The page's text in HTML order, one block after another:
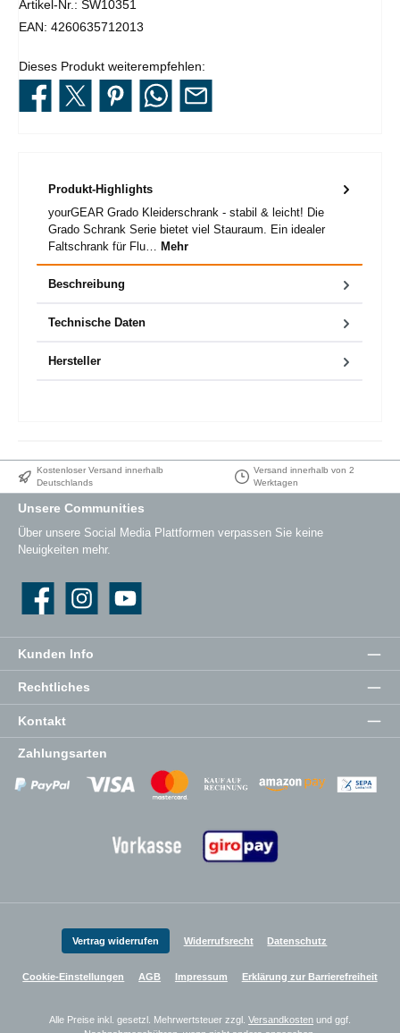
Artikel-Nr.: SW10351
EAN: 4260635712013
Dieses Produkt weiterempfehlen:
Produkt-Highlights
yourGEAR Grado Kleiderschrank - stabil & leicht! Die
Grado Schrank Serie bietet viel Stauraum. Ein idealer
Faltschrank für Flu… Mehr
Beschreibung
Technische Daten
Hersteller
Kostenloser Versand innerhalb
Deutschlands
Versand innerhalb von 2
Werktagen
Kunden Info
Rechtliches
Kontakt
Unsere Communities
Über unsere Social Media Plattformen verpassen Sie keine
Neuigkeiten mehr.
Instagram YouTube
Zahlungsarten
Zahlungsanbieter Zahlungsanbieter
Zahlungsanbieter
Vertrag widerrufen Widerrufsrecht Datenschutz
Cookie-Einstellungen AGB Impressum Erklärung zur Barrierefreiheit
Alle Preise inkl. gesetzl. Mehrwertsteuer zzgl. Versandkosten und ggf.